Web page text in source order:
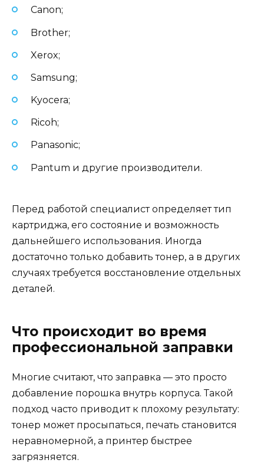
Canon;
Brother;
Xerox;
Samsung;
Kyocera;
Ricoh;
Panasonic;
Pantum и другие производители.
Перед работой специалист определяет тип
картриджа, его состояние и возможность
дальнейшего использования. Иногда
достаточно только добавить тонер, а в других
случаях требуется восстановление отдельных
деталей.
Что происходит во время
профессиональной заправки
Многие считают, что заправка — это просто
добавление порошка внутрь корпуса. Такой
подход часто приводит к плохому результату:
тонер может просыпаться, печать становится
неравномерной, а принтер быстрее
загрязняется.